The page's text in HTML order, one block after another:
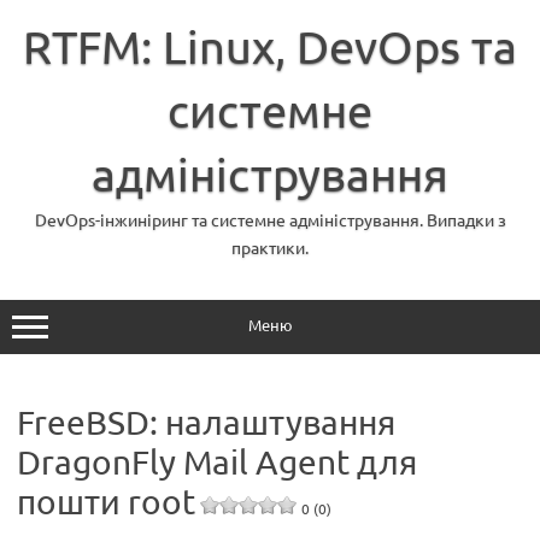
вмістуRTFM: Linux, DevOps та
системне
адміністрування
DevOps-інжиніринг та системне адміністрування. Випадки з
практики.
Меню
FreeBSD: налаштування
DragonFly Mail Agent для
пошти root
0 (0)